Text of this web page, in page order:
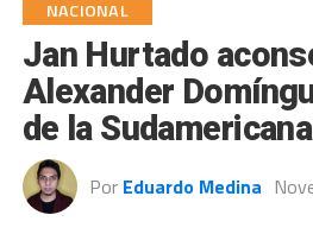
NACIONAL
Jan Hurtado
Alexander
de la Sudamericana
Por Eduardo Medina